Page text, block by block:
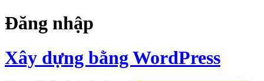
Đăng nhập
Xây dựng bằng WordPress